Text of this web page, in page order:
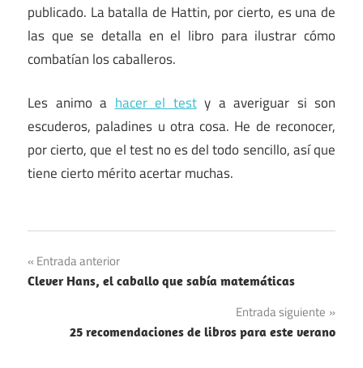
publicado. La batalla de Hattin, por cierto, es una de
las que se detalla en el libro para ilustrar cómo
combatían los caballeros.
Les animo ahacer el testy a averiguar si son
escuderos, paladines u otra cosa. He de reconocer,
por cierto, que el test no es del todo sencillo, así que
tiene cierto mérito acertar muchas.
Navegación
de
entradas
Entrada anterior
Clever Hans, el caballo que sabía matemáticas
Entrada siguiente
25 recomendaciones de libros para este verano